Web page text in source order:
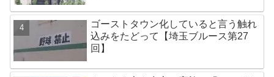
ゴーストタウン化していると言う触れ
込みをたどって【埼玉ブルース第27
回】